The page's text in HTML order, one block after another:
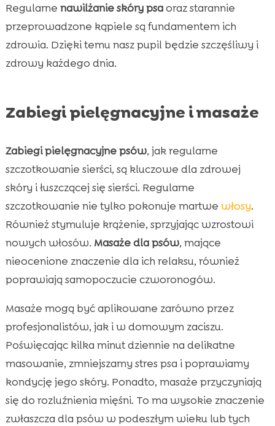
Regularne nawilżanie skóry psaoraz starannie
przeprowadzone kąpiele są fundamentem ich
zdrowia. Dzięki temu nasz pupil będzie szczęśliwy i
zdrowy każdego dnia.
Zabiegi pielęgnacyjne i masaże
Zabiegi pielęgnacyjne psów, jak regularne
szczotkowanie sierści, są kluczowe dla zdrowej
skóry i łuszczącej się sierści. Regularne
szczotkowanie nie tylko pokonuje martwe włosy.
Również stymuluje krążenie, sprzyjając wzrostowi
nowych włosów. Masaże dla psów, mające
nieocenione znaczenie dla ich relaksu, również
poprawiają samopoczucie czworonogów.
Masaże mogą być aplikowane zarówno przez
profesjonalistów, jak i w domowym zaciszu.
Poświęcając kilka minut dziennie na delikatne
masowanie, zmniejszamy stres psa i poprawiamy
kondycję jego skóry. Ponadto, masaże przyczyniają
się do rozluźnienia mięśni. To ma wysokie znaczenie
zwłaszcza dla psów w podeszłym wieku lub tych